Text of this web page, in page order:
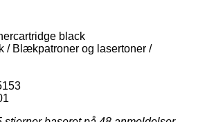
black
/ Blækpatroner og lasertoner /